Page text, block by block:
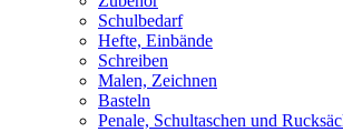
Schulbedarf
Hefte, Einbände
Schreiben
Malen, Zeichnen
Basteln
Penale, Schultaschen und